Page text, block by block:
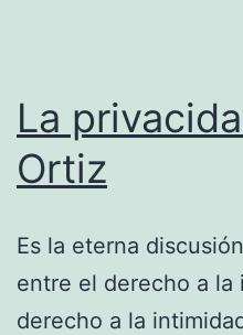
La
Ortiz
Es la eterna
entre el derecho a la
derecho a la